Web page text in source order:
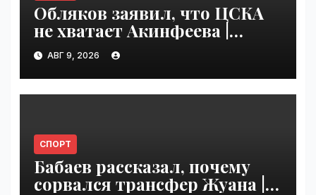
Обляков заявил, что ЦСКА
не хватает Акинфеева |
VseTime.ru
АВГ 9, 2026
СПОРТ
Бабаев рассказал, почему
сорвался трансфер Жуана |